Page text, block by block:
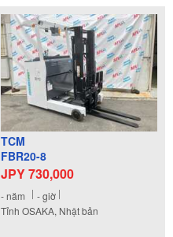
TCM
FBR20-8
JPY 730,000
-năm -giờ
Tỉnh OSAKA, Nhật bản